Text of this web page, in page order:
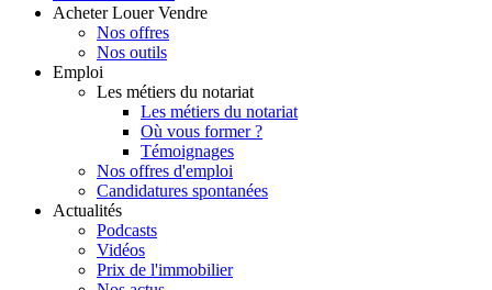
Acheter Louer Vendre
Nos offres
Nos outils
Emploi
Les métiers du notariat
Les métiers du notariat
Où vous former ?
Témoignages
Nos offres d'emploi
Candidatures spontanées
Actualités
Podcasts
Vidéos
Prix de l'immobilier